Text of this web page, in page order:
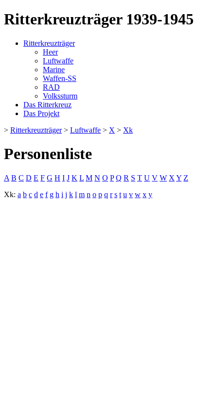
Ritterkreuzträger 1939-1945
Ritterkreuzträger
Heer
Luftwaffe
Marine
Waffen-SS
RAD
Volkssturm
Das Ritterkreuz
Das Projekt
> Ritterkreuzträger> Luftwaffe > X > Xk
Personenliste
A B C D E F G H I J K L M N O P Q R S T U V W X Y Z
Xk: a b c d e f g h i j k l m n o p q r s t u v w x y